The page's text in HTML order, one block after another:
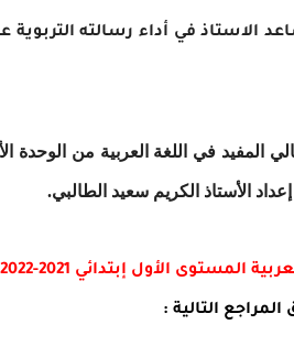
الاستاذ في أداء رسالته
في اللغة العربية من الوحدة
المستوى الأول إبتدائي 2021-2022
التالية :